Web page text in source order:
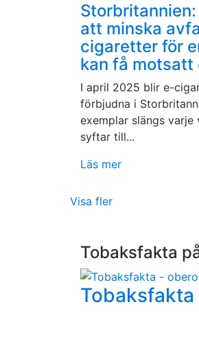
att minska
cigaretter för
kan få motsatt
I april 2025 blir e-
förbjudna i
exemplar slängs
syftar till...
Läs mer
Visa fler
Tobaksfakta